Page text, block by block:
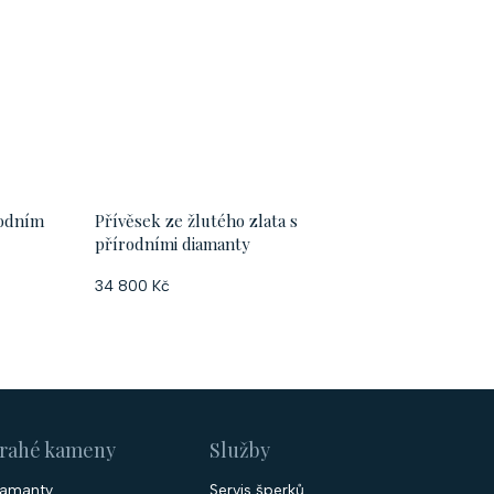
Přívěsek ze žlutého zlata s
přírodními diamanty
34 800 Kč
kameny Služby